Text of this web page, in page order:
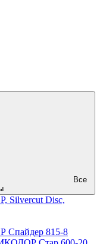
Все
Silvercut Disc,
815-8